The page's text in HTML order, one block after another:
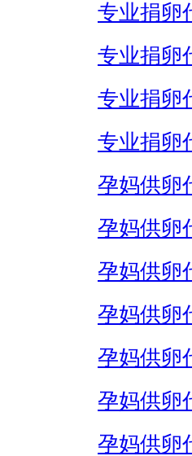
专业捐卵
专业捐卵
专业捐卵
专业捐卵
孕妈供卵
孕妈供卵
孕妈供卵
孕妈供卵
孕妈供卵
孕妈供卵
孕妈供卵